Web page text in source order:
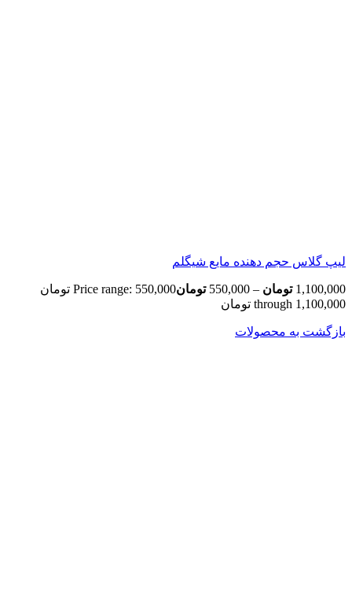
لیپ گلاس حجم دهنده مایع شیگلم
1,100,000 تومان –
550,000 تومان
Price range: 550,000 تومان
through 1,100,000 تومان
بازگشت به محصولات